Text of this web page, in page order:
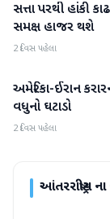
આંતરરાષ્ટ્રીય
સત્તા પરથી હાંકી
સમક્ષ હાજર થશે
2 દિવસ પહેલા
આંતરરાષ્ટ્રીય
અમેરિકા-ઈરાન
વધુનો ઘટાડો
2 દિવસ પહેલા
આંતરરાષ્ટ્રીયના